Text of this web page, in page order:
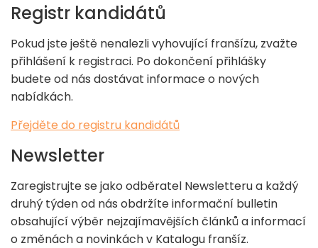
Registr kandidátů
Pokud jste ještě nenalezli vyhovující franšízu, zvažte
přihlášení k registraci. Po dokončení přihlášky
budete od nás dostávat informace o nových
nabídkách.​
Přejděte do registru kandidátů
Newsletter
Zaregistrujte se jako odběratel Newsletteru a každý
druhý týden od nás obdržíte informační bulletin
obsahující výběr nejzajímavějších článků a informací
o změnách a novinkách v Katalogu franšíz.